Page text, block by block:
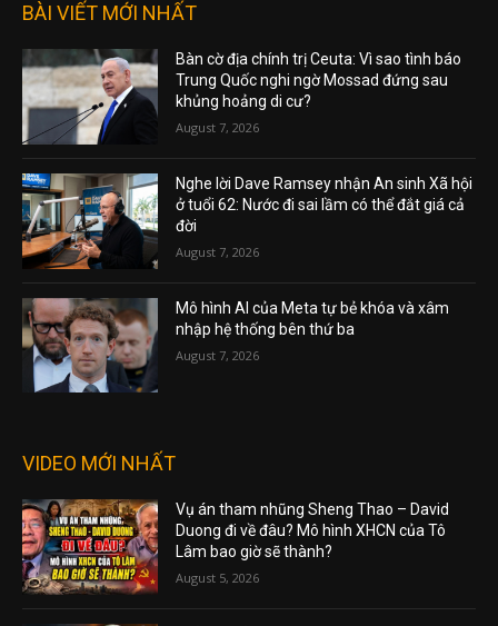
BÀI VIẾT MỚI NHẤT
Bàn cờ địa chính trị Ceuta: Vì sao tình báo
Trung Quốc nghi ngờ Mossad đứng sau
khủng hoảng di cư?
August 7, 2026
Nghe lời Dave Ramsey nhận An sinh Xã hội
ở tuổi 62: Nước đi sai lầm có thể đắt giá cả
đời
August 7, 2026
Mô hình AI của Meta tự bẻ khóa và xâm
nhập hệ thống bên thứ ba
August 7, 2026
VIDEO MỚI NHẤT
Vụ án tham nhũng Sheng Thao – David
Duong đi về đâu? Mô hình XHCN của Tô
Lâm bao giờ sẽ thành?
August 5, 2026